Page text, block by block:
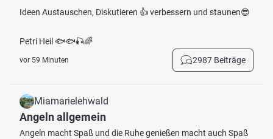
Ideen Austauschen, Diskutieren 👍 verbessern und staunen😎
Petri Heil 🐟🐟🎣🌈
vor 59 Minuten 2987 Beiträge
Miamarielehwald
Angeln allgemein
Angeln macht Spaß und die Ruhe genießen macht auch Spaß